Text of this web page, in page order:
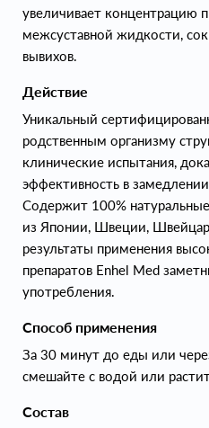
увеличивает концентрацию
межсуставной жидкости,
вывихов.
Действие
Уникальный
родственным организму
клинические испытания,
эффективность в
Содержит 100%
из Японии, Швеции,
результаты применения
препаратов Enhel Med
употребления.
Способ применения
За 30 минут до еды или
смешайте с водой или
Состав